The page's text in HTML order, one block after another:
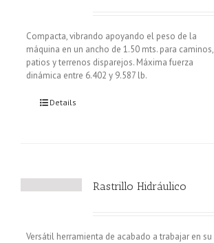
Compacta, vibrando apoyando el peso de la
máquina en un ancho de 1.50 mts. para caminos,
patios y terrenos disparejos. Máxima fuerza
dinámica entre 6.402 y 9.587 lb.
Details
Rastrillo Hidráulico
Versátil herramienta de acabado a trabajar en su